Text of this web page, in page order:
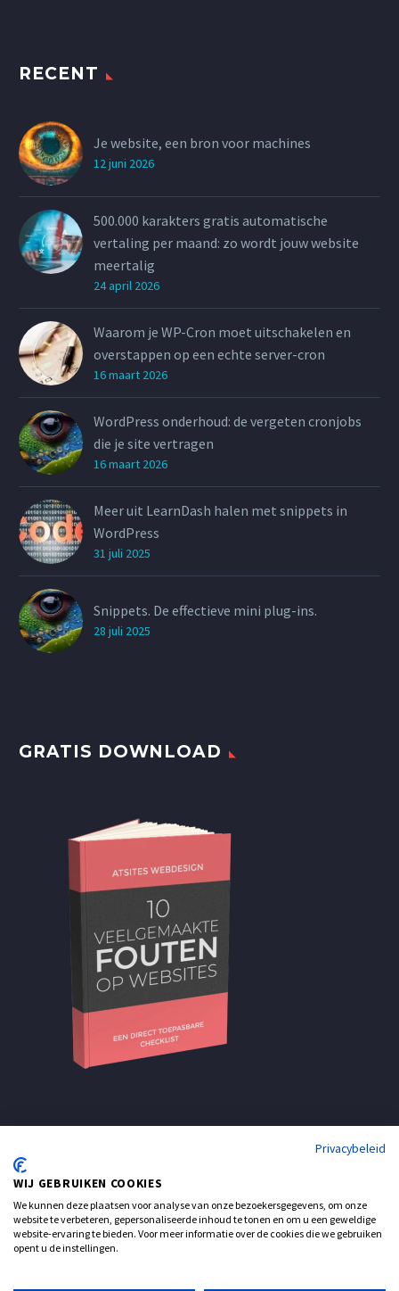
RECENT
Je website, een bron voor machines
12 juni 2026
500.000 karakters gratis automatische
vertaling per maand: zo wordt jouw website
meertalig
24 april 2026
Waarom je WP-Cron moet uitschakelen en
overstappen op een echte server-cron
16 maart 2026
WordPress onderhoud: de vergeten cronjobs
die je site vertragen
16 maart 2026
Meer uit LearnDash halen met snippets in
WordPress
31 juli 2025
Snippets. De effectieve mini plug-ins.
28 juli 2025
GRATIS DOWNLOAD
Privacybeleid
WIJ GEBRUIKEN COOKIES
We kunnen deze plaatsen voor analyse van onze bezoekersgegevens, om onze
website te verbeteren, gepersonaliseerde inhoud te tonen en om u een geweldige
website-ervaring te bieden. Voor meer informatie over de cookies die we gebruiken
opent u de instellingen.